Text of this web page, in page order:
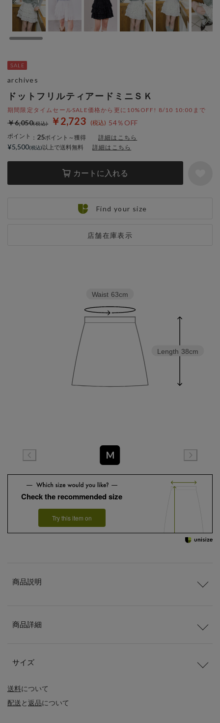
ドットフリルティアードミニＳＫ
期間限定タイムセールSALE価格から更に10%OFF! 8/10 10:00まで
￥2,723 54％OFF
￥6,050
ポイント ： 25ポイント～獲得 詳細はこちら
カートに入れる
店舗在庫表示
archives
¥5,500 以上で送料無料 詳細はこちら
Find your size
Length 38cm
Waist 63cm
M
Check the recommended size
Try this item on
送料について
配送と返品について
商品説明
商品詳細
サイズ